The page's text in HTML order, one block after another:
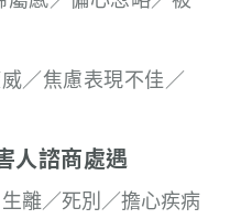
／焦慮表現不佳／
人諮商處遇
生離／死別／擔心疾病